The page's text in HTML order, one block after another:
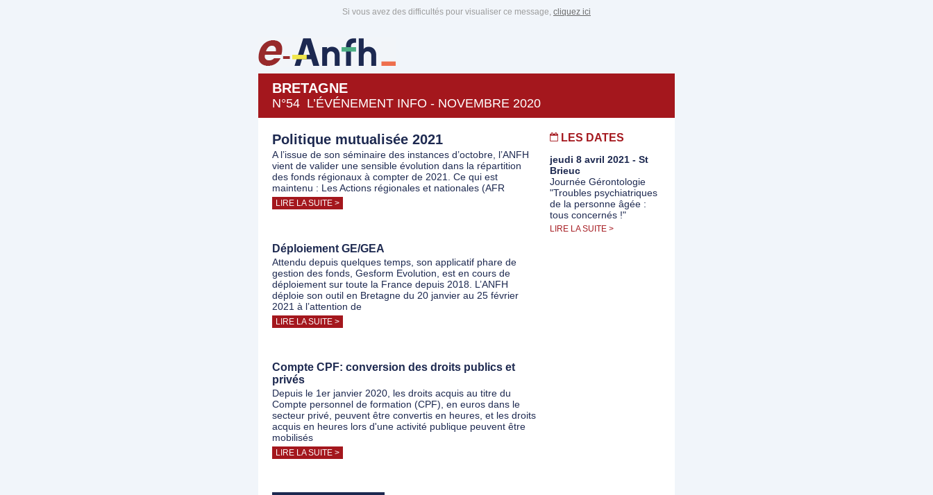
Si vous avez des difficultés pour visualiser ce message, cliquez ici
BRETAGNE
N°54 L’ÉVÉNEMENT INFO - NOVEMBRE 2020
Politique mutualisée 2021
A l’issue de son séminaire des instances d’octobre, l’ANFH
vient de valider une sensible évolution dans la répartition
des fonds régionaux à compter de 2021. Ce qui est
maintenu : Les Actions régionales et nationales (AFR
LIRE LA SUITE >
Déploiement GE/GEA
Attendu depuis quelques temps, son applicatif phare de
gestion des fonds, Gesform Evolution, est en cours de
déploiement sur toute la France depuis 2018. L’ANFH
déploie son outil en Bretagne du 20 janvier au 25 février
2021 à l’attention de
LIRE LA SUITE >
Compte CPF: conversion des droits publics et
privés
Depuis le 1er janvier 2020, les droits acquis au titre du
Compte personnel de formation (CPF), en euros dans le
secteur privé, peuvent être convertis en heures, et les droits
acquis en heures lors d'une activité publique peuvent être
mobilisés
LIRE LA SUITE >
LES DATES
jeudi 8 avril 2021 - St
Brieuc
Journée Gérontologie
"Troubles psychiatriques
de la personne âgée :
tous concernés !"
LIRE LA SUITE >